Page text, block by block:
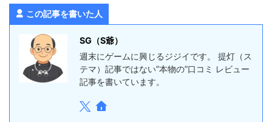
この記事を書いた人
SG（S爺）
週末にゲームに興じるジジイです。 提灯（ス
テマ）記事ではない”本物の”口コミ レビュー
記事を書いています。